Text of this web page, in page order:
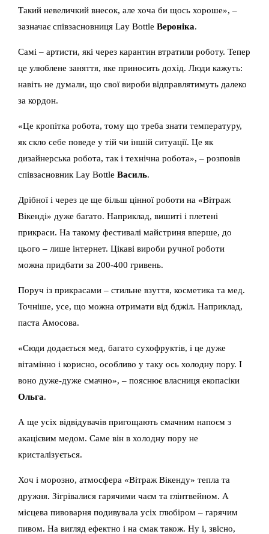
Такий невеличкий внесок, але хоча би щось хороше», –
зазначає співзасновниця Lay Bottle Вероніка.
Самі – артисти, які через карантин втратили роботу. Тепер
це улюблене заняття, яке приносить дохід. Люди кажуть:
навіть не думали, що свої вироби відправлятимуть далеко
за кордон.
«Це кропітка робота, тому що треба знати температуру,
як скло себе поведе у тій чи іншій ситуації. Це як
дизайнерська робота, так і технічна робота», – розповів
співзасновник Lay Bottle Василь.
Дрібної і через це ще більш цінної роботи на «Вітраж
Вікенді» дуже багато. Наприклад, вишиті і плетені
прикраси. На такому фестивалі майстриня вперше, до
цього – лише інтернет. Цікаві вироби ручної роботи
можна придбати за 200-400 гривень.
Поруч із прикрасами – стильне взуття, косметика та мед.
Точніше, усе, що можна отримати від бджіл. Наприклад,
паста Амосова.
«Сюди додається мед, багато сухофруктів, і це дуже
вітамінно і корисно, особливо у таку ось холодну пору. І
воно дуже-дуже смачно», – пояснює власниця екопасіки
Ольга.
А ще усіх відвідувачів пригощають смачним напоєм з
акацієвим медом. Саме він в холодну пору не
кристалізується.
Хоч і морозно, атмосфера «Вітраж Вікенду» тепла та
дружня. Зігрівалися гарячими чаєм та глінтвейном. А
місцева пивоварня подивувала усіх глюбіром – гарячим
пивом. На вигляд ефектно і на смак також. Ну і, звісно,